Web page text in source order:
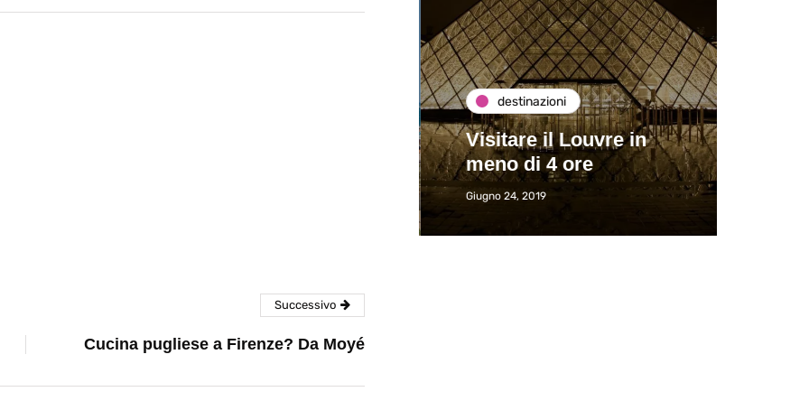
destinazioni
Visitare il Louvre in
meno di 4 ore
Giugno 24, 2019
Successivo
Cucina pugliese a Firenze? Da Moyé